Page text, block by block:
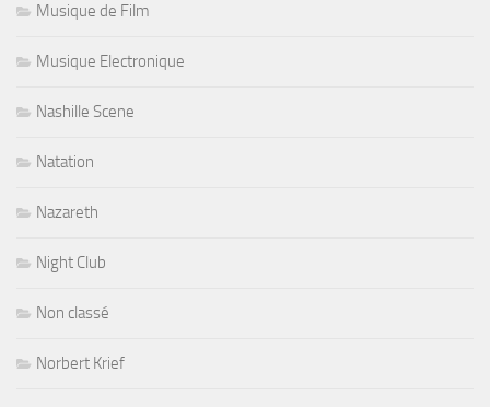
Musique de Film
Musique Electronique
Nashille Scene
Natation
Nazareth
Night Club
Non classé
Norbert Krief